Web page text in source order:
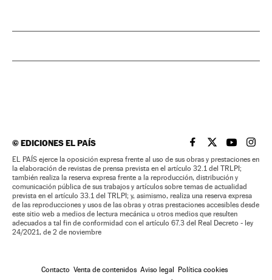
©EDICIONES EL PAÍS EL PAÍS BRASIL EN
EL PAÍSEL PAÍS
EL
EL PAÍS ejerce la oposición expresa frente al uso de sus obras y prestaciones en
la elaboración de revistas de prensa prevista en el artículo 32.1 del TRLPI;
también realiza la reserva expresa frente a la reproducción, distribución y
comunicación pública de sus trabajos y artículos sobre temas de actualidad
prevista en el artículo 33.1 del TRLPI; y, asimismo, realiza una reserva expresa
de las reproducciones y usos de las obras y otras prestaciones accesibles desde
este sitio web a medios de lectura mecánica u otros medios que resulten
adecuados a tal fin de conformidad con el artículo 67.3 del Real Decreto - ley
24/2021, de 2 de noviembre
Contacto Venta de contenidos Aviso legal
Política cookies